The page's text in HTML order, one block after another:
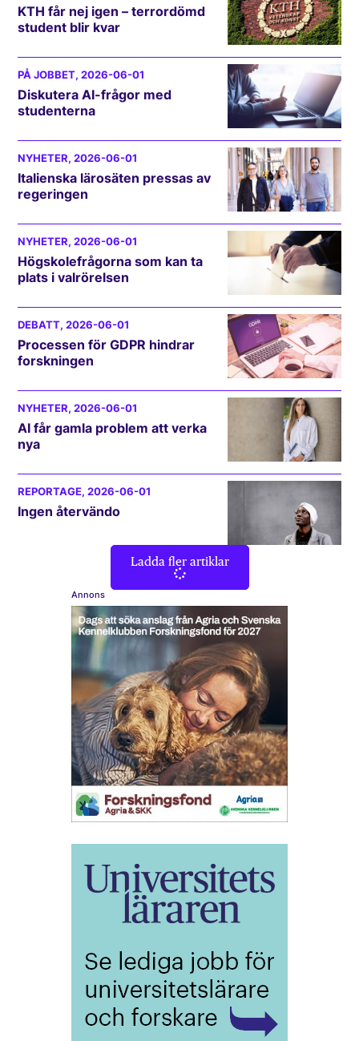
KTH får nej igen – terrordömd
student blir kvar
PÅ JOBBET, 2026-06-01
Diskutera AI-frågor med
studenterna
NYHETER, 2026-06-01
Italienska lärosäten pressas av
regeringen
NYHETER, 2026-06-01
Högskolefrågorna som kan ta
plats i valrörelsen
DEBATT, 2026-06-01
Processen för GDPR hindrar
forskningen
NYHETER, 2026-06-01
AI får gamla problem att verka
nya
REPORTAGE, 2026-06-01
Ingen återvändo
Ladda fler artiklar
Annons